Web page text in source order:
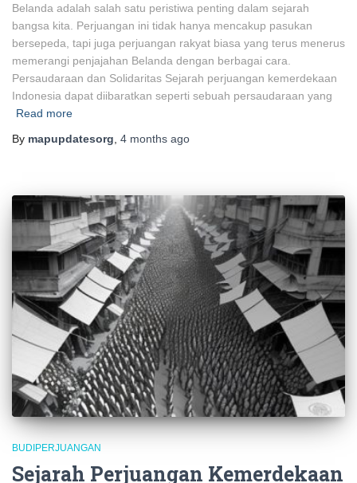
Belanda adalah salah satu peristiwa penting dalam sejarah
bangsa kita. Perjuangan ini tidak hanya mencakup pasukan
bersepeda, tapi juga perjuangan rakyat biasa yang terus menerus
memerangi penjajahan Belanda dengan berbagai cara.
Persaudaraan dan Solidaritas Sejarah perjuangan kemerdekaan
Indonesia dapat diibaratkan seperti sebuah persaudaraan yang
Read more
By mapupdatesorg 4 months ago
BUDIPERJUANGAN
Sejarah Perjuangan Kemerdekaan